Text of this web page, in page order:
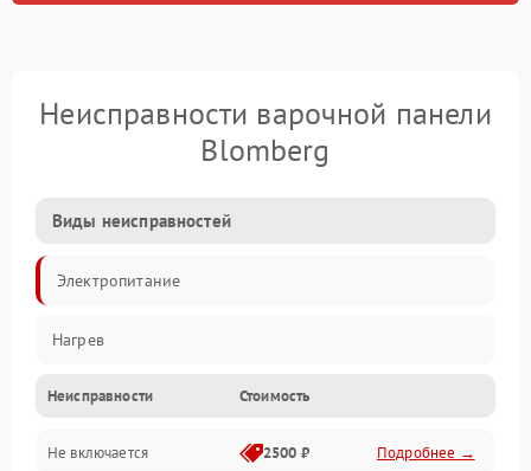
Неисправности варочной панели
Blomberg
Виды неисправностей
Электропитание
Нагрев
Неисправности Стоимость
Не включается 2500 ₽ Подробнее →